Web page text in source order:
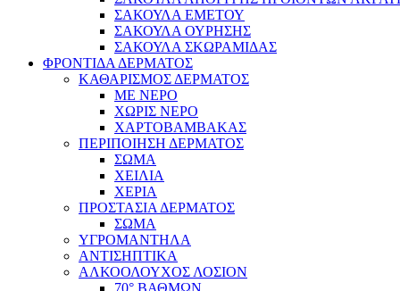
ΣΑΚΟΥΛΑ ΕΜΕΤΟΥ
ΣΑΚΟΥΛΑ ΟΥΡΗΣΗΣ
ΣΑΚΟΥΛΑ ΣΚΩΡΑΜΙΔΑΣ
ΦΡΟΝΤΙΔΑ ΔΕΡΜΑΤΟΣ
ΚΑΘΑΡΙΣΜΟΣ ΔΕΡΜΑΤΟΣ
ΜΕ ΝΕΡΟ
ΧΩΡΙΣ ΝΕΡΟ
ΧΑΡΤΟΒΑΜΒΑΚΑΣ
ΠΕΡΙΠΟΙΗΣΗ ΔΕΡΜΑΤΟΣ
ΣΩΜΑ
ΧΕΙΛΙΑ
ΧΕΡΙΑ
ΠΡΟΣΤΑΣΙΑ ΔΕΡΜΑΤΟΣ
ΣΩΜΑ
ΥΓΡΟΜΑΝΤΗΛΑ
ΑΝΤΙΣΗΠΤΙΚΑ
ΑΛΚΟΟΛΟΥΧΟΣ ΛΟΣΙΟΝ
70° ΒΑΘΜΩΝ